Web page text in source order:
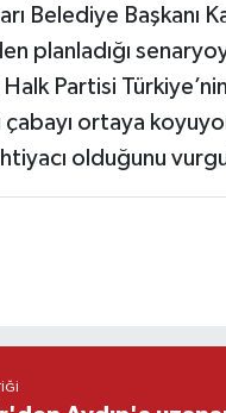
Belediye Başkanı
planladığı
Partisi
ortaya
olduğunu